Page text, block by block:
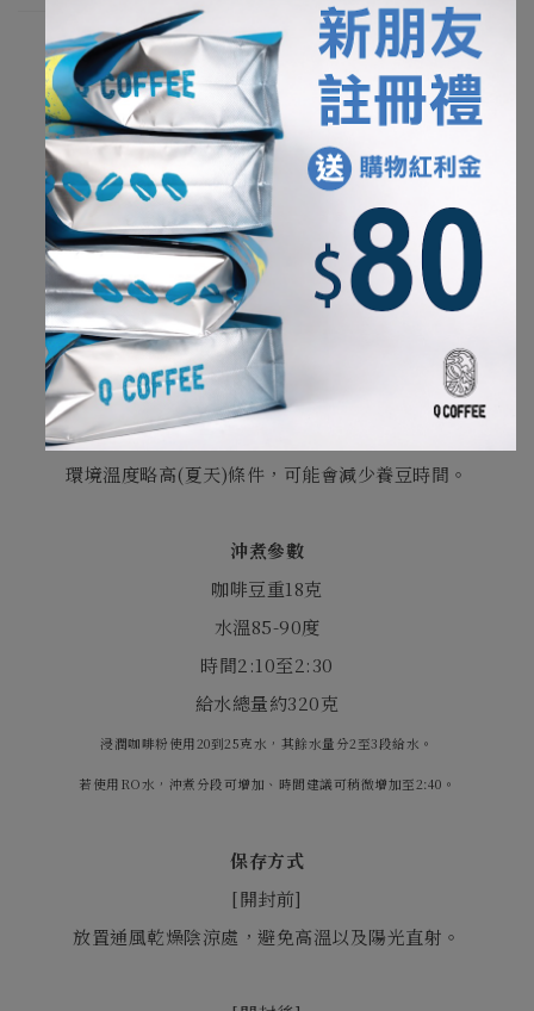
我們寫下的風味來自夥伴杯測後的集體感受。
因此，可能會和在家沖煮的環境稍微不一樣，
不同的水質、研磨工具以及個人喜好的沖煮參數，
能夠帶出一款咖啡各種不同的樣貌，
也是手沖咖啡的有趣之處。
杯測水質: 純水再礦化(TDS約10ppm)
杯測磨豆機: Ditting 804 Labsweet
養豆時間
淺烘焙及淺中焙咖啡豆: 14
中烘焙、中深、深烘焙
環境溫度略高(夏天)條件，可能會減少養豆時間。
沖煮參數
咖啡豆重18克
水溫85-90度
時間2:10至2:30
給水總量約320克
浸潤咖啡粉使用20到25克水，其餘水量分2至3段給水。
若使用RO水，沖煮分段可增加、時間建議可稍微增加至2:40。
保存方式
[開封前]
放置通風乾燥陰涼處，避免高溫以及陽光直射。